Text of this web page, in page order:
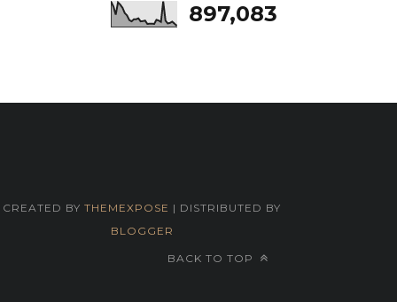
897,083
CREATED BY THEMEXPOSE | DISTRIBUTED BY
BLOGGER
BACK TO TOP